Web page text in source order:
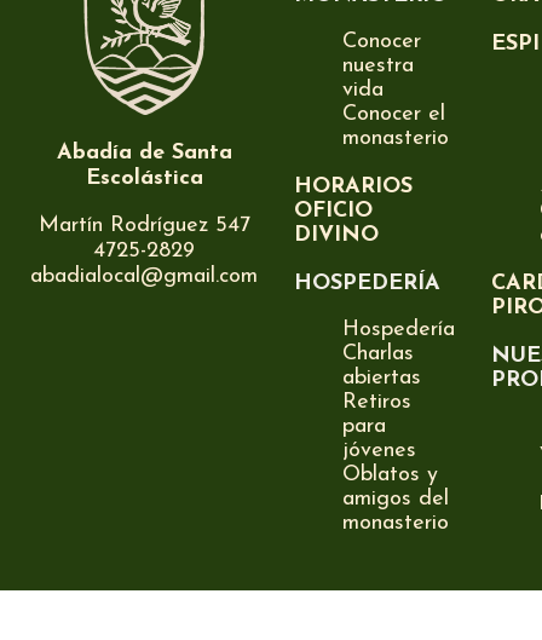
Abadía de Santa
Escolástica
Martín Rodríguez 547
4725-2829
abadialocal@gmail.com
Conocer
nuestra
vida
Conocer el
monasterio
HORARIOS
OFICIO
DIVINO
HOSPEDERÍA
Hospedería
Charlas
abiertas
Retiros
para
jóvenes
Oblatos y
amigos del
monasterio